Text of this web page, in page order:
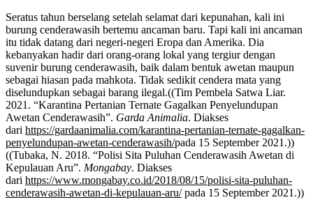
Seratus tahun berselang setelah selamat dari kepunahan, kali ini
burung cenderawasih bertemu ancaman baru. Tapi kali ini ancaman
itu tidak datang dari negeri-negeri Eropa dan Amerika. Dia
kebanyakan hadir dari orang-orang lokal yang tergiur dengan
suvenir burung cenderawasih, baik dalam bentuk awetan maupun
sebagai hiasan pada mahkota. Tidak sedikit cendera mata yang
diselundupkan sebagai barang ilegal.((Tim Pembela Satwa Liar.
2021. “Karantina Pertanian Ternate Gagalkan Penyelundupan
Awetan Cenderawasih”. Garda Animalia. Diakses
dari https://gardaanimalia.com/karantina-pertanian-ternate-gagalkan-
penyelundupan-awetan-cenderawasih/pada 15 September 2021.))
((Tubaka, N. 2018. “Polisi Sita Puluhan Cenderawasih Awetan di
Kepulauan Aru”. Mongabay. Diakses
dari https://www.mongabay.co.id/2018/08/15/polisi-sita-puluhan-
cenderawasih-awetan-di-kepulauan-aru/pada 15 September 2021.))